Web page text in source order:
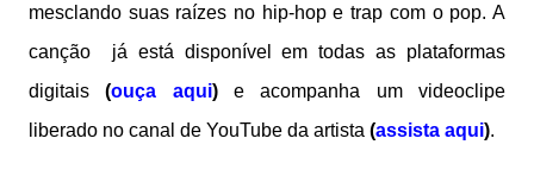
mesclando suas raízes no hip-hop e trap com o pop. A
canção já está disponível em todas as plataformas
digitais(ouça aqui)e acompanha um videoclipe
liberado no canal de YouTube da artista (assista aqui).